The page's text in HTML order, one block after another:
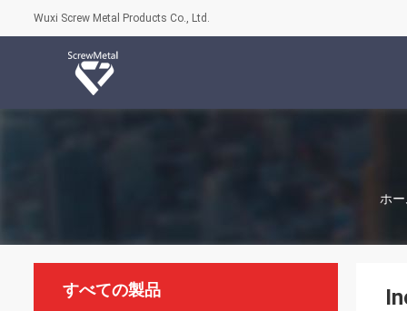
Wuxi Screw Metal Products Co., Ltd.
ホー
すべての製品